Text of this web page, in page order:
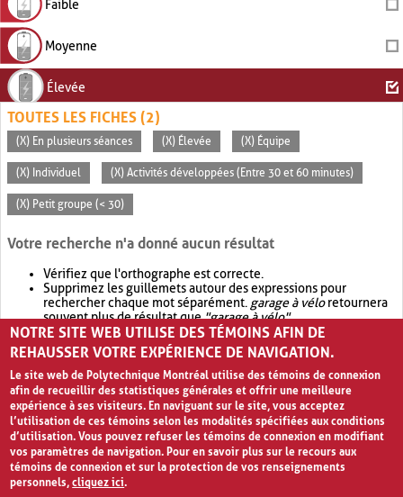
Faible
Moyenne
Élevée
TOUTES LES FICHES (2)
(X) En plusieurs séances (X) Élevée (X) Équipe
(X) Individuel (X) Activités développées (Entre 30 et 60 minutes)
(X) Petit groupe (< 30)
Votre recherche n'a donné aucun résultat
Vérifiez que l'orthographe est correcte.
Supprimez les guillemets autour des expressions pour
rechercher chaque mot séparément. garage à véloretournera
souvent plus de résultat que"garage à vélo".
Envisagez d'élargir votre recherche avec OR.garage OR vélo
retournera souvent plus de résultat quegarage à vélo
NOTRE SITE WEB UTILISE DES TÉMOINS AFIN DE
REHAUSSER VOTRE EXPÉRIENCE DE NAVIGATION.
Le site web de Polytechnique Montréal utilise des témoins de connexion
afin de recueillir des statistiques générales et offrir une meilleure
expérience à ses visiteurs. En naviguant sur le site, vous acceptez
l’utilisation de ces témoins selon les modalités spécifiées aux conditions
d’utilisation. Vous pouvez refuser les témoins de connexion en modifiant
vos paramètres de navigation. Pour en savoir plus sur le recours aux
témoins de connexion et sur la protection de vos renseignements
personnels,cliquez ici.